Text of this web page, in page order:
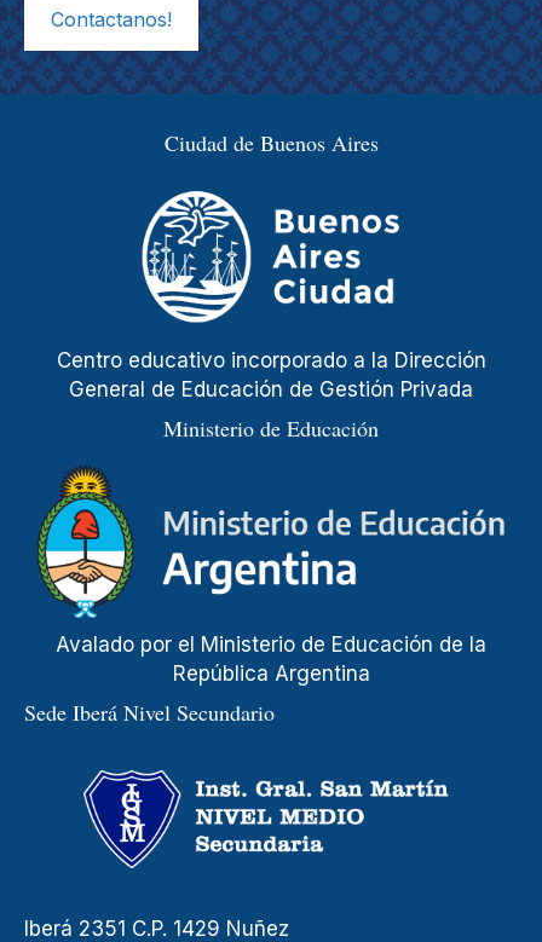
Contactanos!
Ciudad de Buenos Aires
Centro educativo incorporado a la Dirección
General de Educación de Gestión Privada
Ministerio de Educación
Avalado por el Ministerio de Educación de la
República Argentina
Sede Iberá Nivel Secundario
Iberá 2351 C.P. 1429 Nuñez